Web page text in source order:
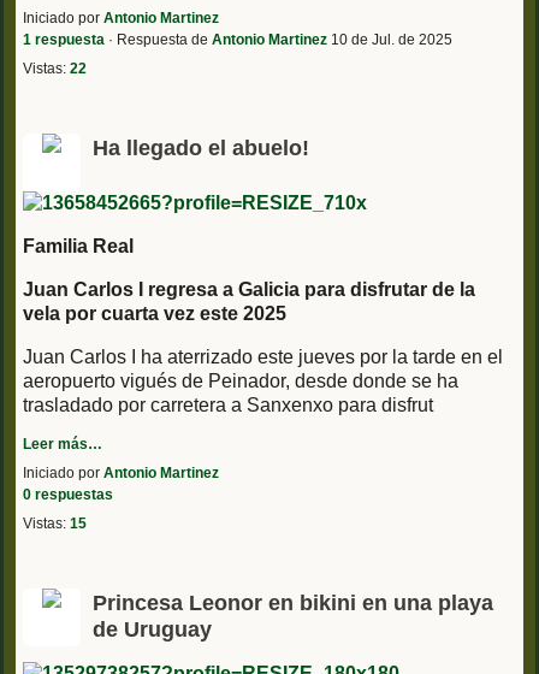
Iniciado por Antonio Martinez
1 respuesta · Respuesta de Antonio Martinez 10 de Jul. de 2025
Vistas: 22
Ha llegado el abuelo!
Familia Real
Juan Carlos I regresa a Galicia para disfrutar de la
vela por cuarta vez este 2025
Juan Carlos I ha aterrizado este jueves por la tarde en el
aeropuerto vigués de Peinador, desde donde se ha
trasladado por carretera a Sanxenxo para disfrut
Leer más…
Iniciado por Antonio Martinez
0 respuestas
Vistas: 15
Princesa Leonor en bikini en una playa
de Uruguay